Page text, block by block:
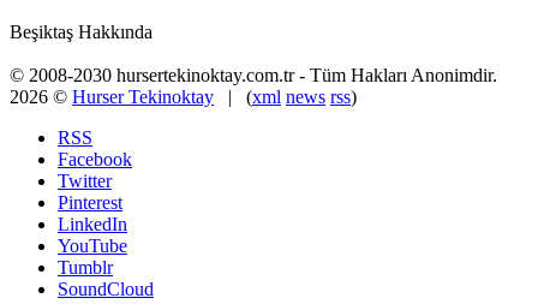
Beşiktaş Hakkında
© 2008-2030 hursertekinoktay.com.tr - Tüm Hakları Anonimdir.
2026 © Hurser Tekinoktay | (xml news rss)
RSS
Facebook
Twitter
Pinterest
LinkedIn
YouTube
Tumblr
SoundCloud